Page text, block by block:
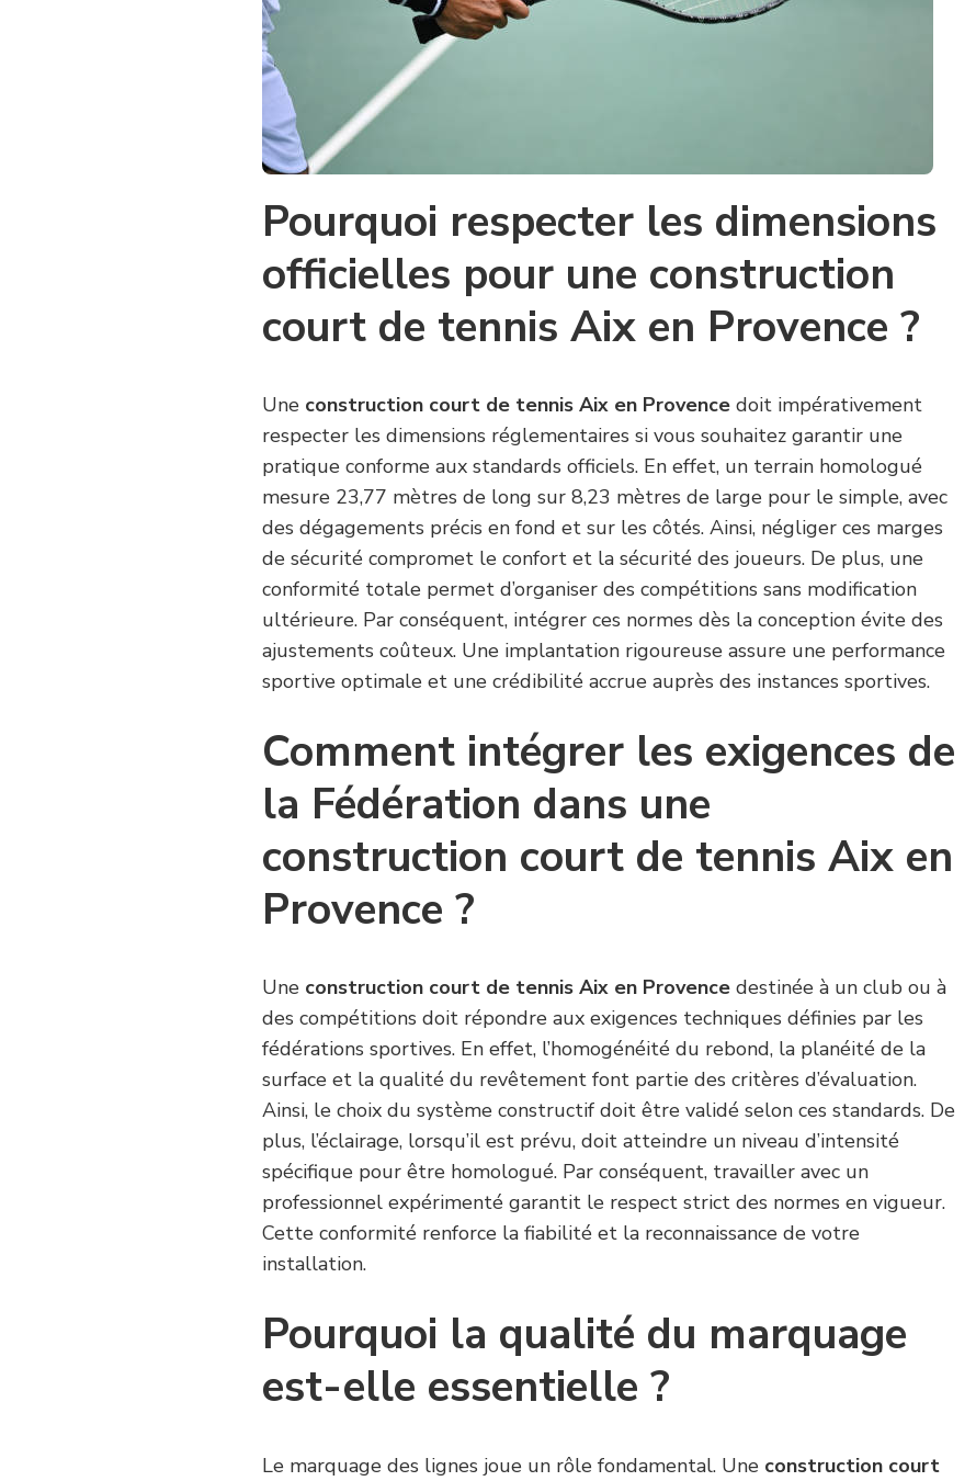
CONSTRUCTION
Pourquoi respecter les dimensions
officielles pour une construction
court de tennis Aix en Provence ?
Une construction court de tennis Aix en Provence doit impérativement
respecter les dimensions réglementaires si vous souhaitez garantir une
pratique conforme aux standards officiels. En effet, un terrain homologué
mesure 23,77 mètres de long sur 8,23 mètres de large pour le simple, avec
des dégagements précis en fond et sur les côtés. Ainsi, négliger ces marges
de sécurité compromet le confort et la sécurité des joueurs. De plus, une
conformité totale permet d’organiser des compétitions sans modification
ultérieure. Par conséquent, intégrer ces normes dès la conception évite des
ajustements coûteux. Une implantation rigoureuse assure une performance
sportive optimale et une crédibilité accrue auprès des instances sportives.
Comment intégrer les exigences de
la Fédération dans une
construction court de tennis Aix en
Provence ?
Une construction court de tennis Aix en Provence destinée à un club ou à
des compétitions doit répondre aux exigences techniques définies par les
fédérations sportives. En effet, l’homogénéité du rebond, la planéité de la
surface et la qualité du revêtement font partie des critères d’évaluation.
Ainsi, le choix du système constructif doit être validé selon ces standards. De
plus, l’éclairage, lorsqu’il est prévu, doit atteindre un niveau d’intensité
spécifique pour être homologué. Par conséquent, travailler avec un
professionnel expérimenté garantit le respect strict des normes en vigueur.
Cette conformité renforce la fiabilité et la reconnaissance de votre
installation.
Pourquoi la qualité du marquage
est-elle essentielle ?
Le marquage des lignes joue un rôle fondamental. Une construction court